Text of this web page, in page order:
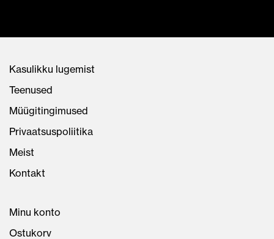
Kasulikku lugemist
Teenused
Müügitingimused
Privaatsuspoliitika
Meist
Kontakt
Minu konto
Ostukorv